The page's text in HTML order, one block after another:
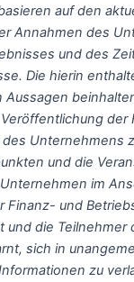
auf den
Annahmen des
und des
Die hierin
der
Unternehmens
und die
im
Finanz- und
die Teilnehmer
sich in
zu